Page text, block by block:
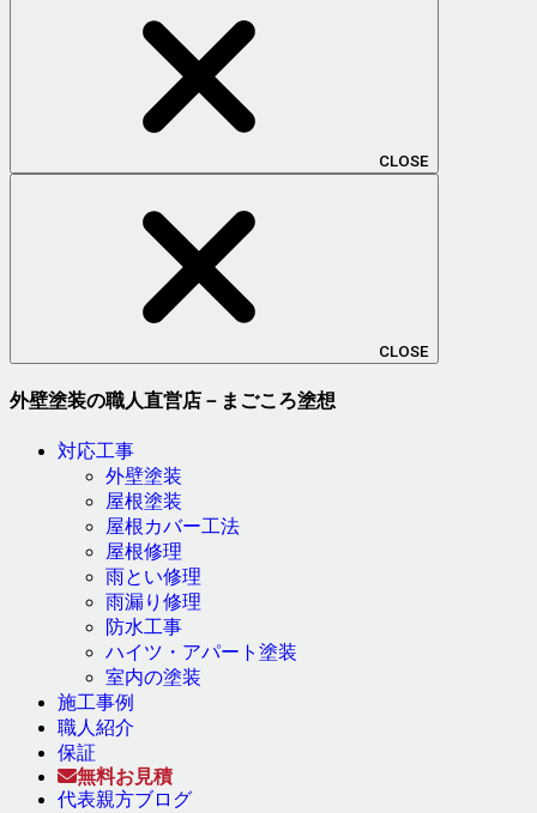
CLOSE
CLOSE
外壁塗装の職人直営店－まごころ塗想
対応工事
外壁塗装
屋根塗装
屋根カバー工法
屋根修理
雨とい修理
雨漏り修理
防水工事
ハイツ・アパート塗装
室内の塗装
施工事例
職人紹介
保証
無料お見積
代表親方ブログ